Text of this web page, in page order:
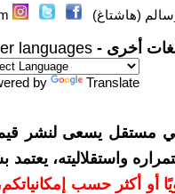
(هاشتاغ)
أخرى - languages
by Translate
يسعى لنشر قيم
واستقلاليته،
دولارات سنويًا أو أكثر حسب